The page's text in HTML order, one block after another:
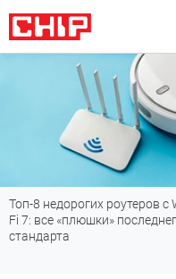
Подпишись на наш канал в
мессенджере МАХ